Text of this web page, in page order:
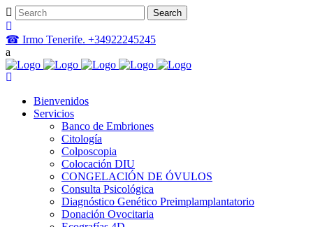
☎ Irmo Tenerife. +34922245245
Bienvenidos
Servicios
Banco de Embriones
Citología
Colposcopia
Colocación DIU
CONGELACIÓN DE ÓVULOS
Consulta Psicológica
Diagnóstico Genético Preimplamplantatorio
Donación Ovocitaria